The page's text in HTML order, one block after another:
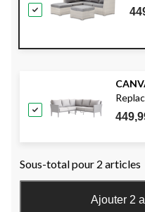
12
Sous-total pour 2 articles
Ajouter 2